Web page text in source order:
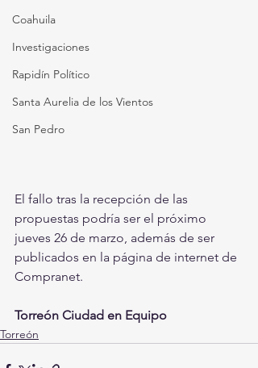
Coahuila
Investigaciones
Rapidín Político
Santa Aurelia de los Vientos
San Pedro
El fallo tras la recepción de las
propuestas podría ser el próximo
jueves 26 de marzo, además de ser
publicados en la página de internet de
Compranet.
Torreón Ciudad en Equipo
Torreón